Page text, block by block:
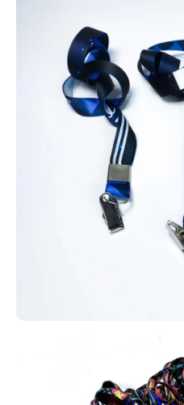
Os cartões em PVC
fabricados com tecnologias RFID
além de opções com QR Codes,
magnéticas ou versões simples.
diversas automações e
Aproveite todas essas
cartões em PVC personalizados.
Carteira de identificação
ou modelos convencionais sem
Produzimos carteirinhas